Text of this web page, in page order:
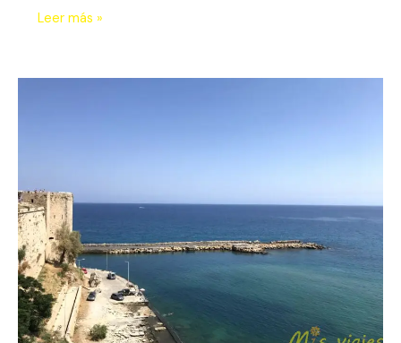
Leer más »
del
Norte
de
Chipre